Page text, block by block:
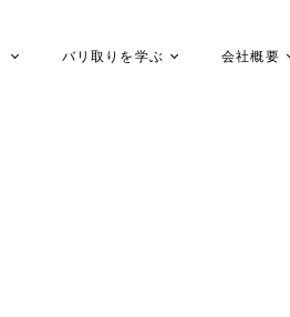
バリ取りを学ぶ 会社概要